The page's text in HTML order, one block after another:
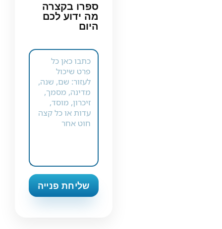
ספרו בקצרה
מה ידוע לכם
היום